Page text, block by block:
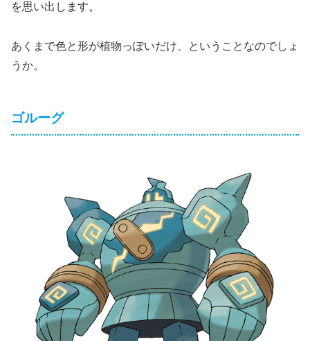
を思い出します。
あくまで色と形が植物っぽいだけ、ということなのでしょ
うか。
ゴルーグ